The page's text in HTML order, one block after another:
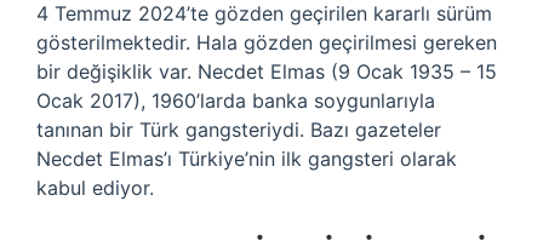
4 Temmuz 2024’te gözden geçirilen kararlı sürüm
gösterilmektedir. Hala gözden geçirilmesi gereken
bir değişiklik var. Necdet Elmas (9 Ocak 1935 – 15
Ocak 2017), 1960’larda banka soygunlarıyla
tanınan bir Türk gangsteriydi. Bazı gazeteler
Necdet Elmas’ı Türkiye’nin ilk gangsteri olarak
kabul ediyor.